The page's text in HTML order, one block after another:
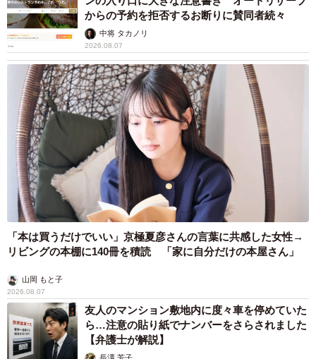
からの予約を拒否するお断りに賛同者続々
中将 タカノリ
2026.08.07
「本は買うだけでいい」京極夏彦さんの言葉に共感した女性→
リビングの本棚に140冊を積読 「家に自分だけの本屋さん」
山岡 もと子
2026.08.07
友人のマンション敷地内に度々車を停めていた
ら…注意の貼り紙でナンバーをさらされました
【弁護士が解説】